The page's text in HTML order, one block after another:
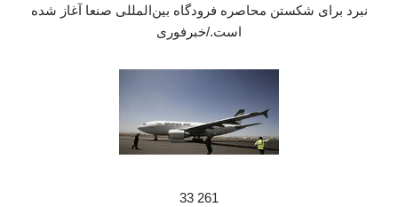
نبرد برای شکستن محاصره فرودگاه بین‌المللی صنعا آغاز شده
است./خبرفوری
261 33